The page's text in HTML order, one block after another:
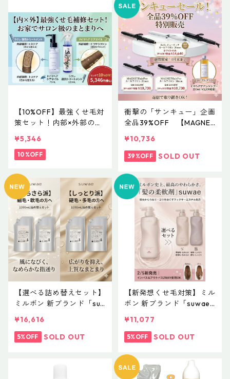
【10%OFF】最強くせ毛対
策セット！内部×外部のW
メント＆#イマヘア ケアオ
イル）
¥5,346
10%OFF
衝撃の「サンキュー」企画
全品39%OFF 【MAGNET
グネットヘアプロ カール
アイロン）
¥10,736
39%OFF SOLD OUT
【選べる詰め替えセット】
ミルボン 新ブランド「su
シングシャンプー 1000m
L ￥7,590＋ トリートメン
¥16,616
5%OFF SOLD OUT
【新発想くせ毛対策】ミル
ボン 新ブランド「suwae
選べるセット｜リラクシン
グシャンプー 500mL ＋
の柔軟剤／うねりケア）
¥11,077
5%OFF SOLD OUT